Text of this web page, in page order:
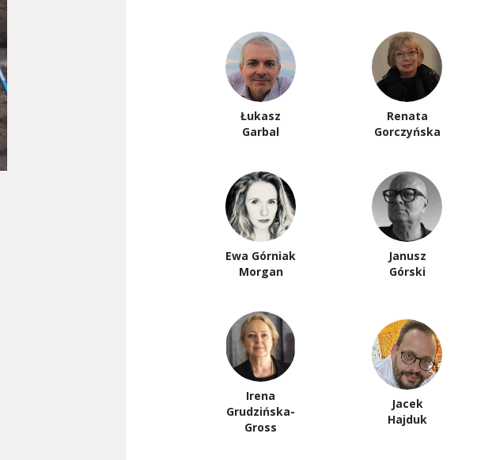
Łukasz
Garbal
Renata
Gorczyńska
Ewa Górniak
Morgan
Janusz
Górski
Irena
Grudzińska-
Gross
Jacek
Hajduk